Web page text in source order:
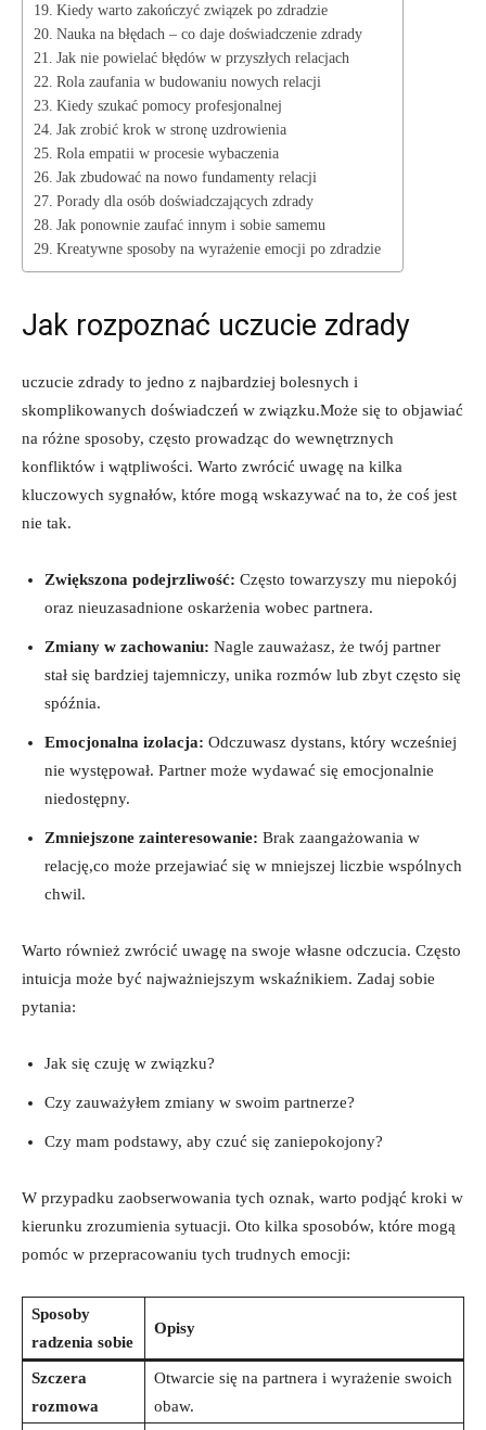
Kiedy warto zakończyć związek po zdradzie
Nauka na błędach – co daje doświadczenie zdrady
Jak nie powielać błędów w przyszłych relacjach
Rola zaufania w budowaniu nowych relacji
Kiedy szukać pomocy profesjonalnej
Jak zrobić krok w stronę uzdrowienia
Rola empatii w procesie wybaczenia
Jak zbudować na nowo fundamenty relacji
Porady dla osób doświadczających zdrady
Jak ponownie zaufać innym i sobie samemu
Kreatywne sposoby na wyrażenie emocji po zdradzie
Jak rozpoznać uczucie zdrady
uczucie zdrady to jedno z najbardziej bolesnych i
skomplikowanych doświadczeń w związku.Może się to objawiać
na różne sposoby, często prowadząc do wewnętrznych
konfliktów i wątpliwości. Warto zwrócić uwagę na kilka
kluczowych sygnałów, które mogą wskazywać na to, że coś jest
nie tak.
Zwiększona podejrzliwość: Często towarzyszy mu niepokój
oraz nieuzasadnione oskarżenia wobec partnera.
Zmiany w zachowaniu: Nagle zauważasz, że twój partner
stał się bardziej tajemniczy, unika rozmów lub zbyt często się
spóźnia.
Emocjonalna izolacja: Odczuwasz dystans, który wcześniej
nie występował. Partner może wydawać się emocjonalnie
niedostępny.
Zmniejszone zainteresowanie: Brak zaangażowania w
relację,co może przejawiać się w mniejszej liczbie wspólnych
chwil.
Warto również zwrócić uwagę na swoje własne odczucia. Często
intuicja może być najważniejszym wskaźnikiem. Zadaj sobie
pytania:
Jak się czuję w związku?
Czy zauważyłem zmiany w swoim partnerze?
Czy mam podstawy, aby czuć się zaniepokojony?
W przypadku zaobserwowania tych oznak, warto podjąć kroki w
kierunku zrozumienia sytuacji. Oto kilka sposobów, które mogą
pomóc w przepracowaniu tych trudnych emocji:
Sposoby
radzenia sobie
Opisy
Szczera
rozmowa
Otwarcie się na partnera i wyrażenie swoich
obaw.